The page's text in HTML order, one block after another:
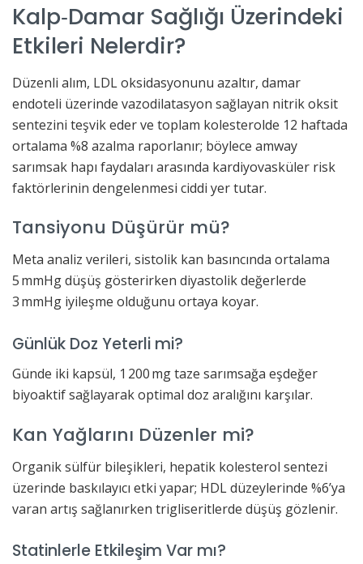
Kalp‐Damar Sağlığı Üzerindeki
Etkileri Nelerdir?
Düzenli alım, LDL oksidasyonunu azaltır, damar
endoteli üzerinde vazodilatasyon sağlayan nitrik oksit
sentezini teşvik eder ve toplam kolesterolde 12 haftada
ortalama %8 azalma raporlanır; böylece amway
sarımsak hapı faydaları arasında kardiyovasküler risk
faktörlerinin dengelenmesi ciddi yer tutar.
Tansiyonu Düşürür mü?
Meta analiz verileri, sistolik kan basıncında ortalama
5 mmHg düşüş gösterirken diyastolik değerlerde
3 mmHg iyileşme olduğunu ortaya koyar.
Günlük Doz Yeterli mi?
Günde iki kapsül, 1 200 mg taze sarımsağa eşdeğer
biyoaktif sağlayarak optimal doz aralığını karşılar.
Kan Yağlarını Düzenler mi?
Organik sülfür bileşikleri, hepatik kolesterol sentezi
üzerinde baskılayıcı etki yapar; HDL düzeylerinde %6’ya
varan artış sağlanırken trigliseritlerde düşüş gözlenir.
Statinlerle Etkileşim Var mı?